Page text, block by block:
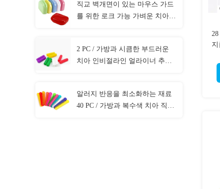
직교 벽개면이 있는 마우스 가드
를 위한 로크 가능 가벼운 치아
2 PC / 가방과 시큼한 부드러운
치아 인비절라인 얼라이너 추리
알러지 반응을 최소화하는 재료
40 PC / 가방과 복수색 치아 직교